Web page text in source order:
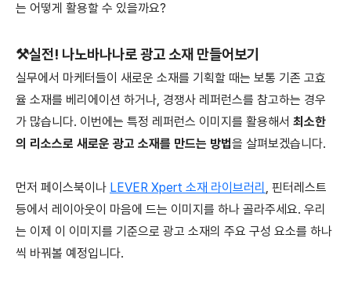
는 어떻게 활용할 수 있을까요?
⚒️실전! 나노바나나로 광고 소재 만들어보기
실무에서 마케터들이 새로운 소재를 기획할 때는 보통 기존 고효
율 소재를 베리에이션 하거나, 경쟁사 레퍼런스를 참고하는 경우
가 많습니다. 이번에는 특정 레퍼런스 이미지를 활용해서 최소한
의 리소스로 새로운 광고 소재를 만드는 방법을 살펴보겠습니다.
먼저 페이스북이나 LEVER Xpert 소재 라이브러리 , 핀터레스트
등에서 레이아웃이 마음에 드는 이미지를 하나 골라주세요. 우리
는 이제 이 이미지를 기준으로 광고 소재의 주요 구성 요소를 하나
씩 바꿔볼 예정입니다.